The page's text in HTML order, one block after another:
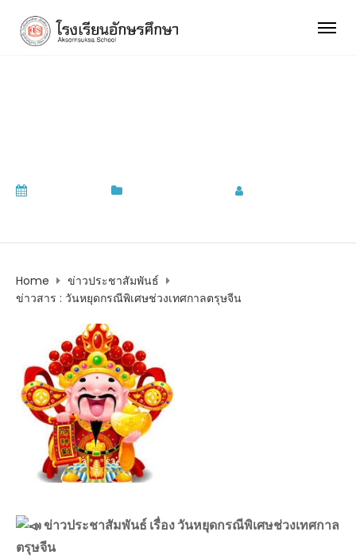
Home
ข่าวประชาสัมพันธ์
ข่าวสาร : วันหยุดกรณีพิเศษช่วงเทศกาลตรุษจีน
ข่าวประชาสัมพันธ์ เรื่อง วันหยุดกรณีพิเศษช่วงเทศกาล
ตรุษจีน